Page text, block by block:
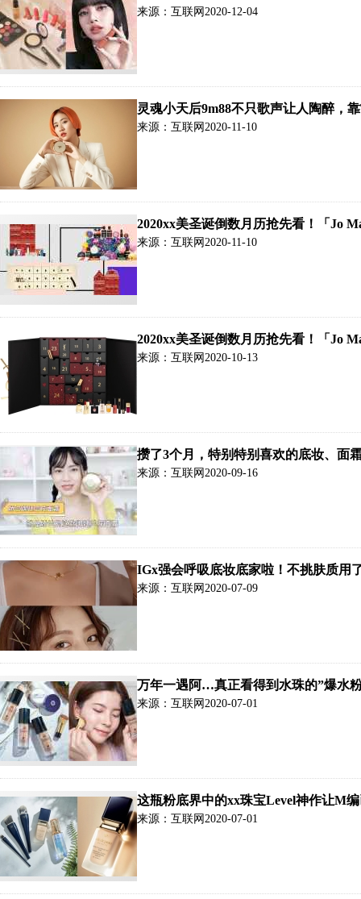
容」跟着挑战还能带走万元彩妆品
来源：互联网 2020-12-04
灵魂小天后9m88不只歌声让人陶醉，
里！
来源：互联网 2020-11-10
2020xx美圣诞倒数月历抢先看！「Jo
来源：互联网 2020-11-10
2020xx美圣诞倒数月历抢先看！「Jo
来源：互联网 2020-10-13
攒了3个月，特别特别喜欢的底妆、面
来源：互联网 2020-09-16
IGx强会呼吸底妆底家啦！不挑肤质用
来源：互联网 2020-07-09
万年一遇阿…真正看得到水珠的”爆水
裸透妆感～
来源：互联网 2020-07-01
这瓶粉底界中的xx珠宝Level神作让M
一起用，打造自带奢华高级感的雾光奶
来源：互联网 2020-07-01